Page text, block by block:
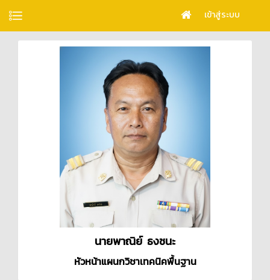
เข้าสู่ระบบ
นายพาณิย์ ธงชนะ
หัวหน้าแผนกวิชาเทคนิคพื้นฐาน